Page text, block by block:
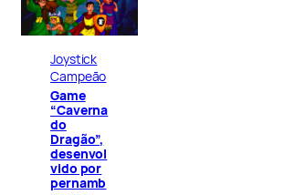
Joystick
Campeão
Game
“Caverna
do
Dragão”,
desenvol
vido por
pernamb